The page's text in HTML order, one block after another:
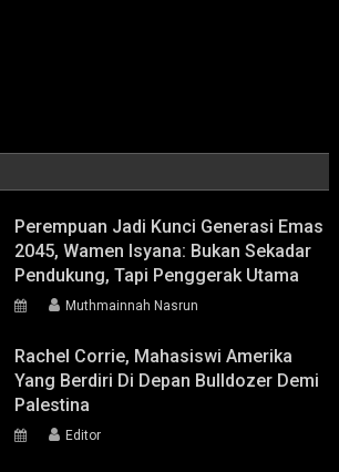
Perempuan Jadi Kunci Generasi Emas
2045, Wamen Isyana: Bukan Sekadar
Pendukung, Tapi Penggerak Utama
Muthmainnah Nasrun
Rachel Corrie, Mahasiswi Amerika
Yang Berdiri Di Depan Bulldozer Demi
Palestina
Editor